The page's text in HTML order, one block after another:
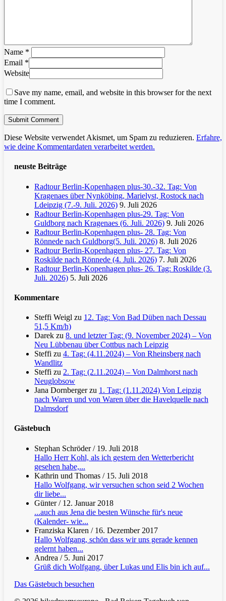
Name *
Email *
Website
Save my name, email, and website in this browser for the next
time I comment.
Diese Website verwendet Akismet, um Spam zu reduzieren. Erfahre,
wie deine Kommentardaten verarbeitet werden.
neuste Beiträge
Radtour Berlin-Kopenhagen plus-30.-32. Tag: Von
Kragenaes über Nynköbing, Marielyst, Rostock nach
Ldeipzig (7.-9. Juli. 2026) 9. Juli 2026
Radtour Berlin-Kopenhagen plus-29. Tag: Von
Guldborg nach Kragenaes (6. Juli. 2026) 9. Juli 2026
Radtour Berlin-Kopenhagen plus- 28. Tag: Von
Rönnede nach Guldborg(5. Juli. 2026) 8. Juli 2026
Radtour Berlin-Kopenhagen plus- 27. Tag: Von
Roskilde nach Rönnede (4. Juli. 2026) 7. Juli 2026
Radtour Berlin-Kopenhagen plus- 26. Tag: Roskilde (3.
Juli. 2026) 5. Juli 2026
Kommentare
Steffi Weigl zu 12. Tag: Von Bad Düben nach Dessau
51,5 Km/h)
Darek zu 8. und letzter Tag: (9. November 2024) – Von
Neu Lübbenau über Cottbus nach Leipzig
Steffi zu 4. Tag: (4.11.2024) – Von Rheinsberg nach
Wandlitz
Steffi zu 2. Tag: (2.11.2024) – Von Dalmhorst nach
Neuglobsow
Jana Dornbergerzu 1. Tag: (1.11.2024) Von Leipzig
nach Waren und von Waren über die Havelquelle nach
Dalmsdorf
Gästebuch
Stephan Schröder/ 19. Juli 2018
Hallo Herr Kohl, als ich gestern den Wetterbericht
gesehen habe,...
Kathrin und Thomas / 15. Juli 2018
Hallo Wolfgang, wir versuchen schon seid 2 Wochen
dir liebe...
Günter/ 12. Januar 2018
...auch aus Jena die besten Wünsche für's neue
(Kalender- wie...
Franziska Klaren / 16. Dezember 2017
Hallo Wolfgang, schön dass wir uns gerade kennen
gelernt haben...
Andrea / 5. Juni 2017
Grüß dich Wolfgang, über Lukas und Elis bin ich auf...
Das Gästebuch besuchen